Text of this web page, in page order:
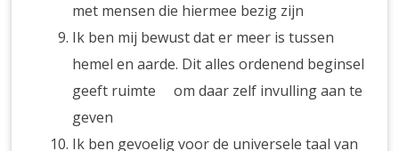
met mensen die hiermee bezig zijn
Ik ben mij bewust dat er meer is tussen
hemel en aarde. Dit alles ordenend beginsel
geeft ruimte om daar zelf invulling aan te
geven
Ik ben gevoelig voor de universele taal van